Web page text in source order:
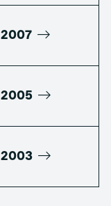
2007
2005
2003